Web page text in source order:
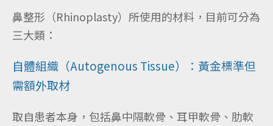
鼻整形（Rhinoplasty）所使用的材料，目前可分為
三大類：
自體組織（Autogenous Tissue）：黃金標準但
需額外取材
取自患者本身，包括鼻中隔軟骨、耳甲軟骨、肋軟